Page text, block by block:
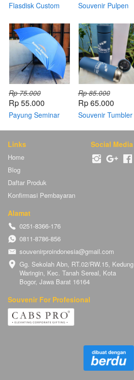
Flasdisk Custom
Souvenir Pulpen
Rp 75.000
Rp 55.000
Payung Seminar
Rp 85.000
Rp 65.000
Souvenir Tumbler
Links
Home
Blog
Daftar Produk
Konfirmasi Pembayaran
Social Media
Alamat
0251-8366-176
0811-8786-856
souvenirproindonesia@gmail.com
Gg. Sekolah Abn, RT.02/RW.15, Kedung
Waringin, Kec. Tanah Sereal, Kota
Bogor, Jawa Barat 16164
Souvenir For Profesional